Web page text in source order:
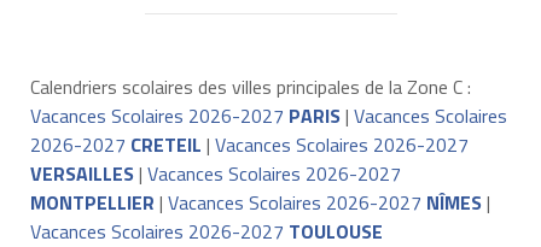
Calendriers scolaires des villes principales de la Zone C :
Vacances Scolaires 2026-2027 PARIS| Vacances Scolaires
2026-2027 CRETEIL | Vacances Scolaires 2026-2027
VERSAILLES| Vacances Scolaires 2026-2027
MONTPELLIER | Vacances Scolaires 2026-2027 NÎMES|
Vacances Scolaires 2026-2027 TOULOUSE